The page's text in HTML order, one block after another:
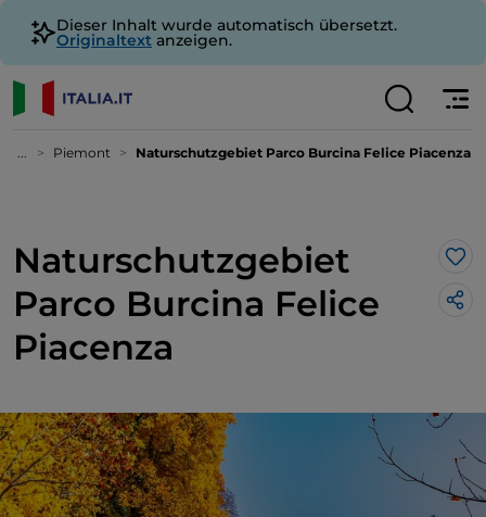
Dieser Inhalt wurde automatisch übersetzt.
Originaltext anzeigen.
... Piemont Naturschutzgebiet Parco Burcina Felice Piacenza
Naturschutzgebiet
Parco Burcina Felice
Piacenza